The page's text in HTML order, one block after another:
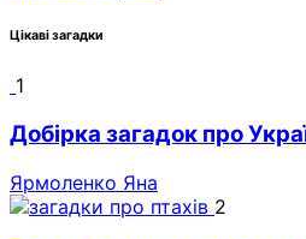
Цікаві загадки
1
Добірка загадок про
Ярмоленко Яна
2